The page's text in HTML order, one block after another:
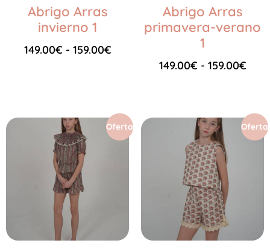
Abrigo Arras
invierno 1
149.00€ - 159.00€
Abrigo Arras
primavera-verano
1
149.00€ - 159.00€
Oferta Oferta